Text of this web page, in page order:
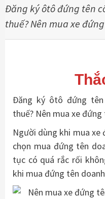
Đăng ký ôtô đứng tên
thuế? Nên mua xe
Đăng ký ôtô đứng
thuế? Nên mua xe
Người dùng khi mua xe
chọn mua đứng tên
tục có quá rắc rối
khi mua đứng tên